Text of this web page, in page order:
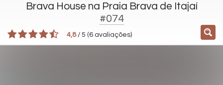
Brava House na Praia Brava de Itajaí
#074
4,8/ 5 (6 avaliações)